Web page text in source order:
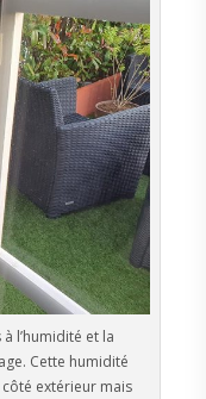
l’humidité et la
Cette humidité
extérieur mais